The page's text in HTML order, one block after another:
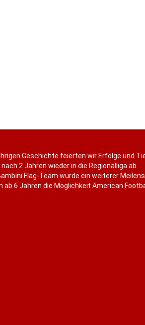
Geschichte feierten wir Erfolge und
2 Jahren wieder in die Regionalliga ab.
Flag-Team wurde ein weiterer
6 Jahren die Möglichkeit American